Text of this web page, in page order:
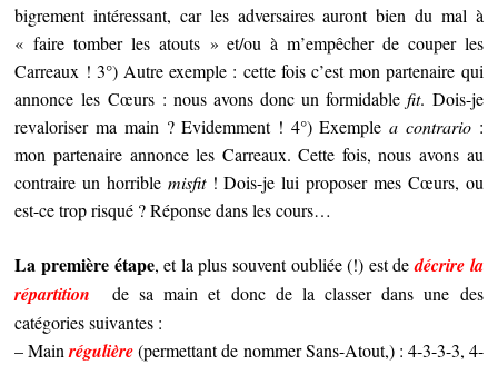
bigrement intéressant, car les adversaires auront bien du mal à
« faire tomber les atouts » et/ou à m’empêcher de couper les
Carreaux ! 3°) Autre exemple : cette fois c’est mon partenaire qui
annonce les Cœurs : nous avons donc un formidablefit. Dois-je
revaloriser ma main ? Evidemment ! 4°) Exemplea contrario:
mon partenaire annonce les Carreaux. Cette fois, nous avons au
contraire un horrible misfit! Dois-je lui proposer mes Cœurs, ou
est-ce trop risqué ? Réponse dans les cours…
La première étape, et la plus souvent oubliée (!) est dedécrire la
répartition
de sa main et donc de la classer dans une des
catégories suivantes :
– Mainrégulière (permettant de nommer Sans-Atout,) : 4-3-3-3, 4-